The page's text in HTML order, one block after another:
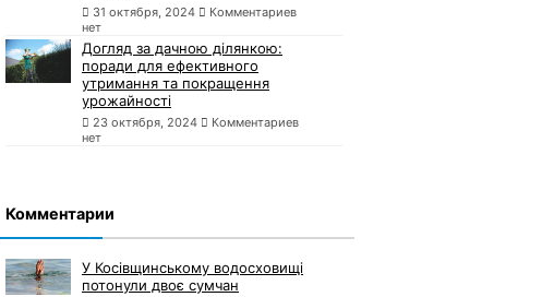
31 октября, 2024
Комментариев
нет
Догляд за дачною ділянкою:
поради для ефективного
утримання та покращення
урожайності
23 октября, 2024
Комментариев
нет
Комментарии
У Косівщинському водосховищі
потонули двоє сумчан